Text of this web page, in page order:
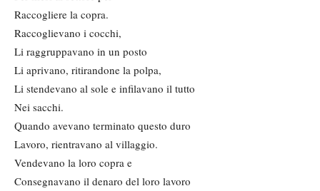
Raccogliere la copra.
Raccoglievano i cocchi,
Li raggruppavano in un posto
Li aprivano, ritirandone la polpa,
Li stendevano al sole e infilavano il tutto
Nei sacchi.
Quando avevano terminato questo duro
Lavoro, rientravano al villaggio.
Vendevano la loro copra e
Consegnavano il denaro del loro lavoro